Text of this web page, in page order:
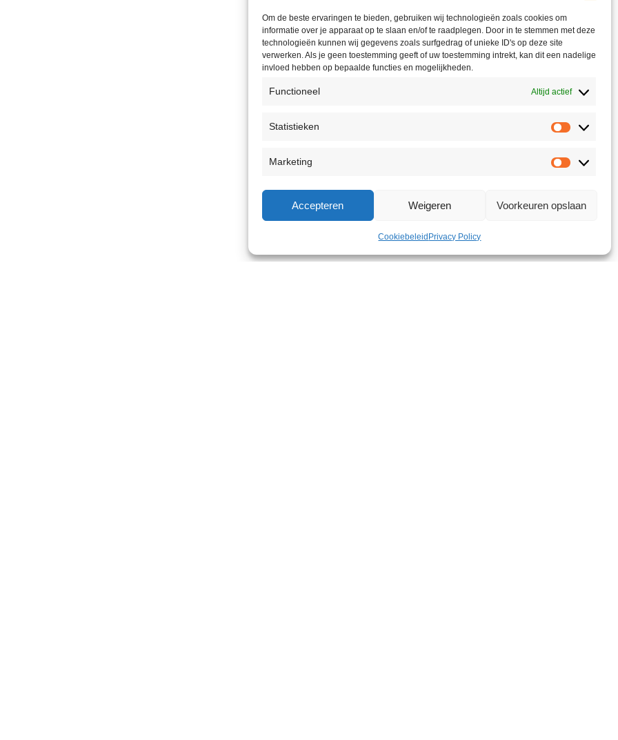
Om de beste ervaringen te bieden, gebruiken wij technologieën zoals cookies om
informatie over je apparaat op te slaan en/of te raadplegen. Door in te stemmen met deze
technologieën kunnen wij gegevens zoals surfgedrag of unieke ID's op deze site
verwerken. Als je geen toestemming geeft of uw toestemming intrekt, kan dit een nadelige
invloed hebben op bepaalde functies en mogelijkheden.
Functioneel Altijd actief
Statistieken
Marketing
Accepteren Weigeren Voorkeuren opslaan
Cookiebeleid Privacy Policy